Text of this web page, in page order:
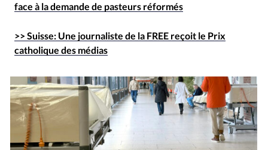
face à la demande de pasteurs réformés
>> Suisse: Une journaliste de la FREE reçoit le Prix
catholique des médias